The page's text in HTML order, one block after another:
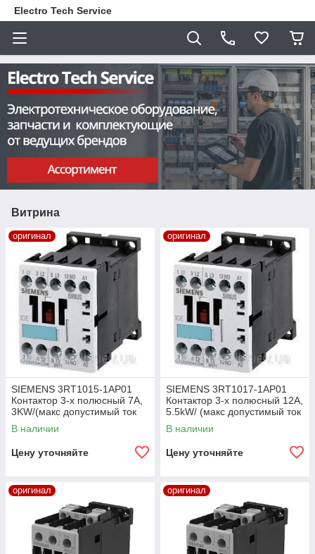
Electro Tech Service
Витрина
оригинал
SIEMENS 3RT1015-1AP01
Контактор 3-х полюсный 7А,
3KW/(макс допустимый ток
18А) 220V AC
В наличии
Цену уточняйте
оригинал
SIEMENS 3RT1017-1AP01
Контактор 3-х полюсный 12А,
5.5kW/ (макс допустимый ток
22А) 220V AC
В наличии
Цену уточняйте
оригинал оригинал